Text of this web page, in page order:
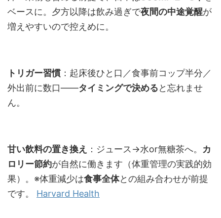
ベースに。夕方以降は飲み過ぎで夜間の中途覚醒が
増えやすいので控えめに。
トリガー習慣 ：起床後ひと口／食事前コップ半分／
外出前に数口——タイミングで決めると忘れませ
ん。
甘い飲料の置き換え ：ジュース→水or無糖茶へ。 カ
ロリー節約が自然に働きます（体重管理の実践的効
果）。※体重減少は食事全体との組み合わせが前提
です。 Harvard Health